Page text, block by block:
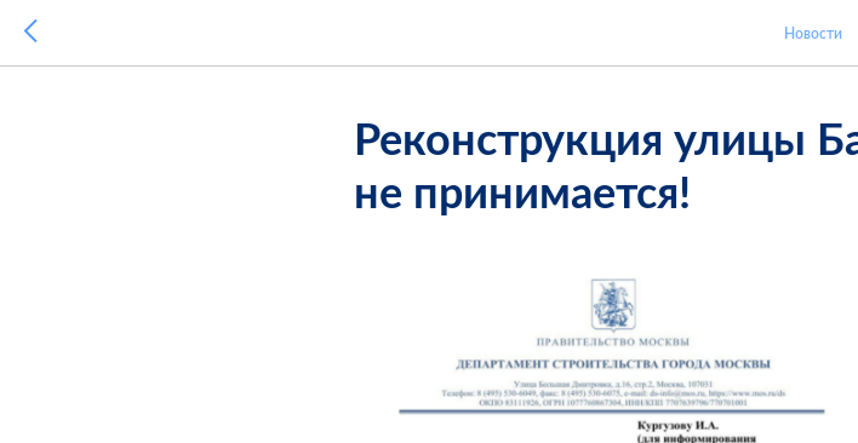
Новости
Реконструкция улицы
не принимается!